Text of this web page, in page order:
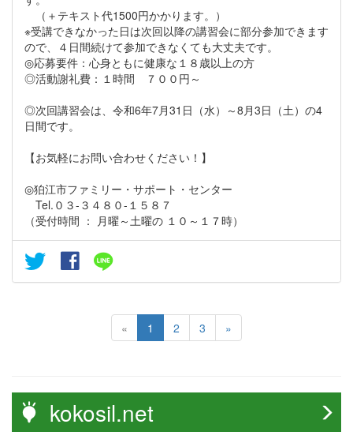
（＋テキスト代1500円かかります。）
※受講できなかった日は次回以降の講習会に部分参加できます
ので、４日間続けて参加できなくても大丈夫です。
◎応募要件：心身ともに健康な１８歳以上の方
◎活動謝礼費：１時間 ７００円～
◎次回講習会は、令和6年7月31日（水）～8月3日（土）の4
日間です。
【お気軽にお問い合わせください！】
◎狛江市ファミリー・サポート・センター
Tel.０３-３４８０-１５８７
（受付時間 ： 月曜～土曜の １０～１７時）
« 1 2 3 »
kokosil.net